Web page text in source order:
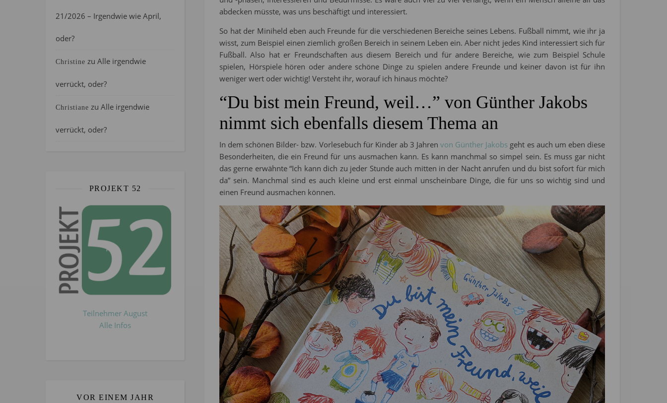
21/2026 – Irgendwie wie April,
oder?
Christine zu Alle irgendwie
verrückt, oder?
Christiane zu Alle irgendwie
verrückt, oder?
PROJEKT 52
Teilnehmer August
Alle Infos
VOR EINEM JAHR
abdecken müsste, was uns beschäftigt und interessiert.
So hat der Miniheld eben auch Freunde für die verschiedenen Bereiche seines Lebens. Fußball nimmt, wie ihr ja
wisst, zum Beispiel einen ziemlich großen Bereich in seinem Leben ein. Aber nicht jedes Kind interessiert sich für
Fußball. Also hat er Freundschaften aus diesem Bereich und für andere Bereiche, wie zum Beispiel Schule
spielen, Hörspiele hören oder andere schöne Dinge zu spielen andere Freunde und keiner davon ist für ihn
weniger wert oder wichtig! Versteht ihr, worauf ich hinaus möchte?
“Du bist mein Freund, weil…” von Günther Jakobs
nimmt sich ebenfalls diesem Thema an
In dem schönen Bilder- bzw. Vorlesebuch für Kinder ab 3 Jahrenvon Günther Jakobs geht es auch um eben diese
Besonderheiten, die ein Freund für uns ausmachen kann. Es kann manchmal so simpel sein. Es muss gar nicht
das gerne erwähnte “Ich kann dich zu jeder Stunde auch mitten in der Nacht anrufen und du bist sofort für mich
da” sein. Manchmal sind es auch kleine und erst einmal unscheinbare Dinge, die für uns so wichtig sind und
einen Freund ausmachen können.